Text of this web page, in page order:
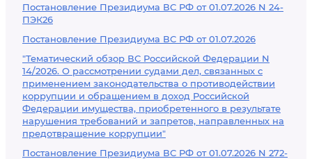
Постановление Президиума ВС РФ от 01.07.2026 N 24-
ПЭК26
Постановление Президиума ВС РФ от 01.07.2026
"Тематический обзор ВС Российской Федерации N
14/2026. О рассмотрении судами дел, связанных с
применением законодательства о противодействии
коррупции и обращением в доход Российской
Федерации имущества, приобретенного в результате
нарушения требований и запретов, направленных на
предотвращение коррупции"
Постановление Президиума ВС РФ от 01.07.2026 N 272-